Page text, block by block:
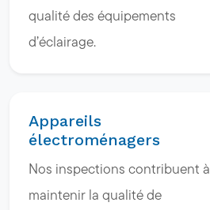
qualité des équipements
d’éclairage.
Appareils
électroménagers
Nos inspections contribuent à
maintenir la qualité de